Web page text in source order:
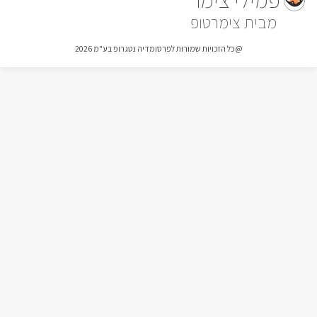
צימרטופ
@כל הזכויות שמורות לפרסומדיה נטגרופ בע"מ 2026